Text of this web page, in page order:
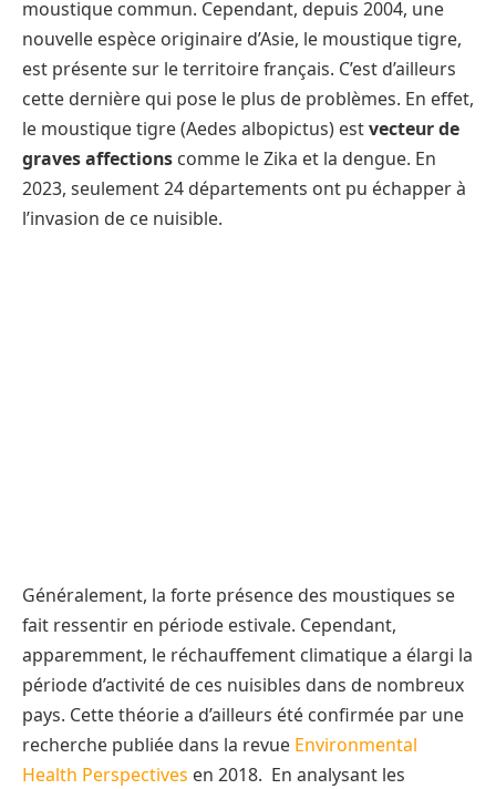
moustique commun. Cependant, depuis 2004, une
nouvelle espèce originaire d’Asie, le moustique tigre,
est présente sur le territoire français. C’est d’ailleurs
cette dernière qui pose le plus de problèmes. En effet,
le moustique tigre (Aedes albopictus) estvecteur de
graves affections comme le Zika et la dengue. En
2023, seulement 24 départements ont pu échapper à
l’invasion de ce nuisible.
Généralement, la forte présence des moustiques se
fait ressentir en période estivale. Cependant,
apparemment, le réchauffement climatique a élargi la
période d’activité de ces nuisibles dans de nombreux
pays. Cette théorie a d’ailleurs été confirmée par une
recherche publiée dans la revue Environmental
Health Perspectives en 2018. En analysant les